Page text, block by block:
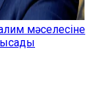
мәселесіне